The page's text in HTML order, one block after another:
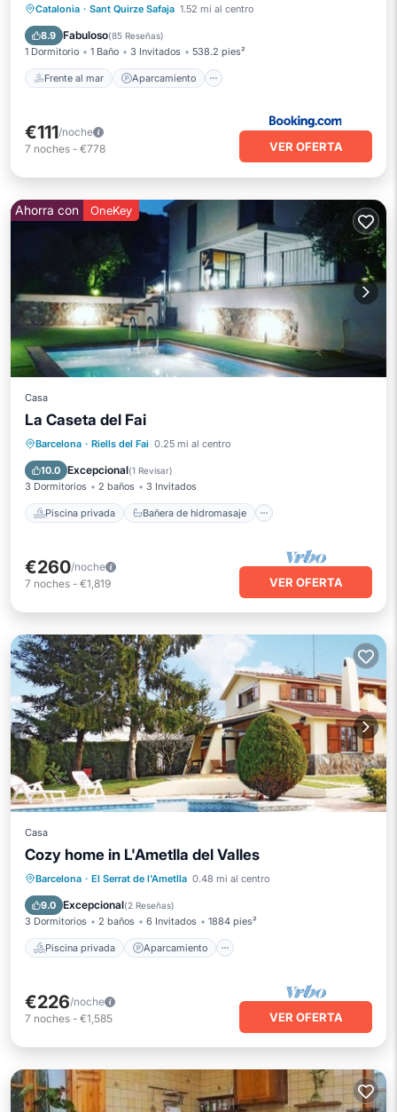
Catalonia · Sant Quirze Safaja 1.52 mi al centro
8.9 Fabuloso(85 Reseñas)
1 Dormitorio 1 Baño 3 Invitados 538.2 pies²
Frente al mar Aparcamiento
Frente al mar Aparcamiento
Vista al mar
€111/noche
7 noches - €778 VER OFERTA
Ahorra con OneKey
Casa
La Caseta del Fai
Barcelona · Riells del Fai 0.25 mi al centro
10.0 Excepcional(1 Revisar)
3 Dormitorios 2 baños 3 Invitados
Piscina privada Bañera de hidromasaje
Piscina privada
Bañera de hidromasaje
Aparcamiento
€260/noche
7 noches - €1,819 VER OFERTA
Casa
Cozy home in L'Ametlla del Valles
Barcelona · El Serrat de l'Ametlla 0.48 mi al centro
9.0 Excepcional(2 Reseñas)
3 Dormitorios 2 baños 6 Invitados 1884 pies²
Piscina privada Aparcamiento
Piscina privada
Aparcamiento
Piscina
Cocina
€226/noche
7 noches - €1,585 VER OFERTA